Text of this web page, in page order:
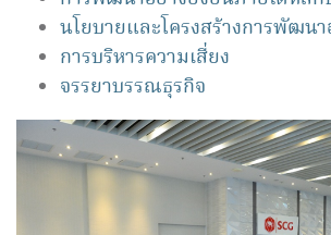
นโยบายและโครงสร้างการพัฒน
การบริหารความเสี่ยง
จรรยาบรรณธุรกิจ